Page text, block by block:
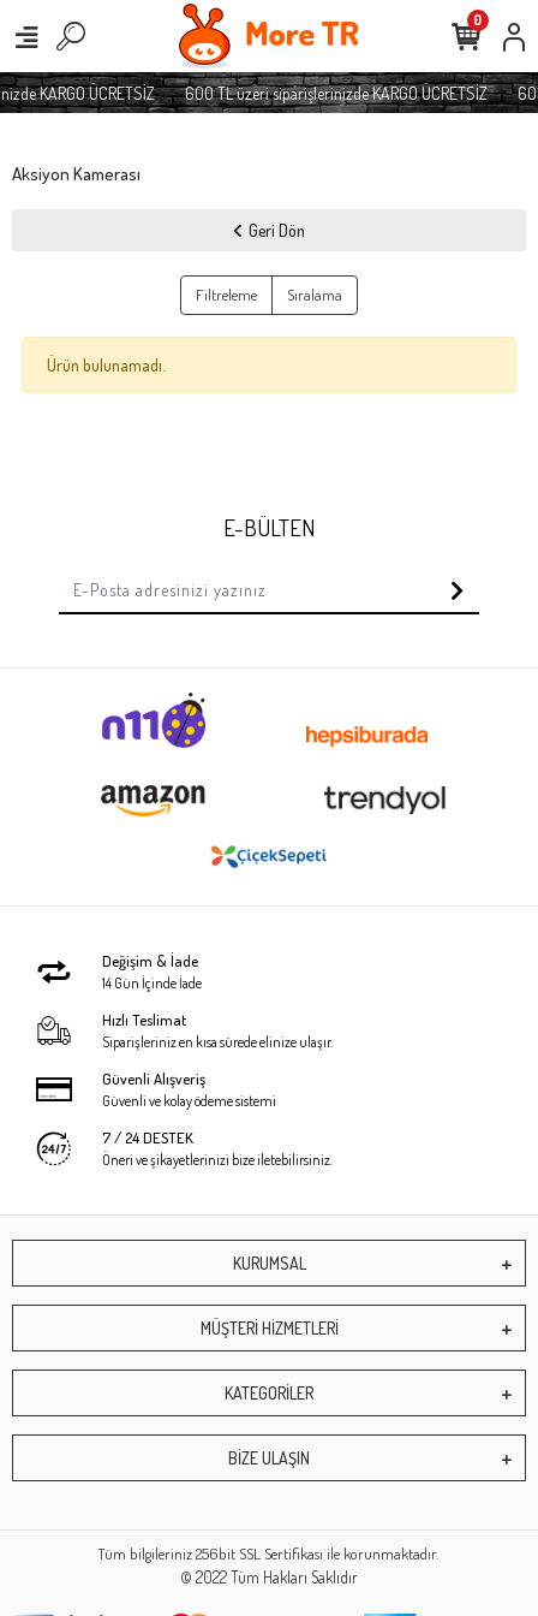
KARGO ÜCRETSİZ 600 TL üzeri siparişlerinizde KARGO ÜCRETSİZ
0
Aksiyon Kamerası
Geri Dön
Filtreleme Sıralama
Ürün bulunamadı.
E-BÜLTEN
Değişim & İade
14 Gün İçinde İade
Hızlı Teslimat
Siparişleriniz en kısa sürede elinize ulaşır.
Güvenli Alışveriş
Güvenli ve kolay ödeme sistemi
7 / 24 DESTEK
Öneri ve şikayetlerinizi bize iletebilirsiniz.
KURUMSAL
MÜŞTERİ HİZMETLERİ
KATEGORİLER
BİZE ULAŞIN
Tüm bilgileriniz 256bit SSL Sertifikası ile korunmaktadır.
© 2022Tüm Hakları Saklıdır